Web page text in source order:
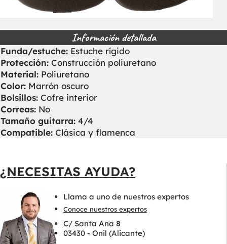
Información detallada
Funda/estuche: Estuche rígido
Protección: Construcción poliuretano
Material: Poliuretano
Color: Marrón oscuro
Bolsillos: Cofre interior
Correas: No
Tamaño guitarra: 4/4
Compatible: Clásica y flamenca
¿NECESITAS AYUDA?
Llama a uno de nuestros expertos
Conoce nuestros expertos
C/ Santa Ana 8
03430 - Onil (Alicante)